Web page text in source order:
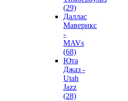
(29)
Даллас
Маверикс
-
MAVs
(68)
Юта
Джаз -
Utah
Jazz
(28)